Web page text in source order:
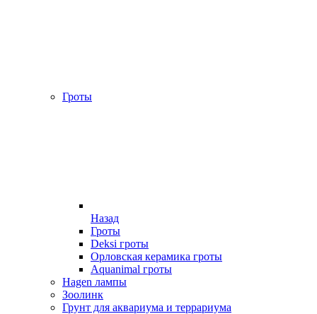
Гроты
Назад
Гроты
Deksi гроты
Орловская керамика гроты
Aquanimal гроты
Hagen лампы
Зоолинк
Грунт для аквариума и террариума